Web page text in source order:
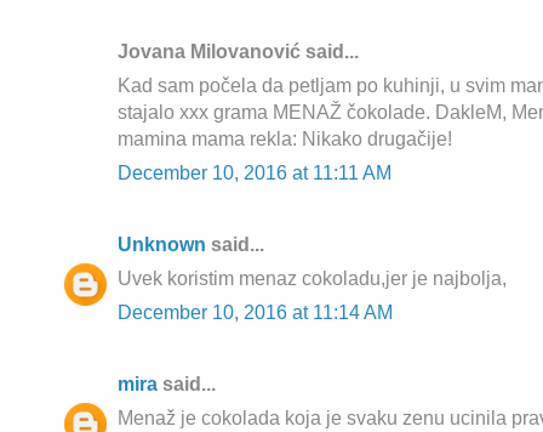
Jovana Milovanović said...
Kad sam počela da petljam po kuhinji, u svim
stajalo xxx grama MENAŽ čokolade. DakleM,
mamina mama rekla: Nikako drugačije!
December 10, 2016 at 11:11 AM
Unknown said...
Uvek koristim menaz cokoladu,jer je najbolja,
December 10, 2016 at 11:14 AM
mira said...
Menaž je cokolada koja je svaku zenu ucinila